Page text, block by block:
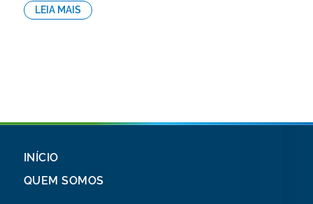
LEIA MAIS
INÍCIO
QUEM SOMOS